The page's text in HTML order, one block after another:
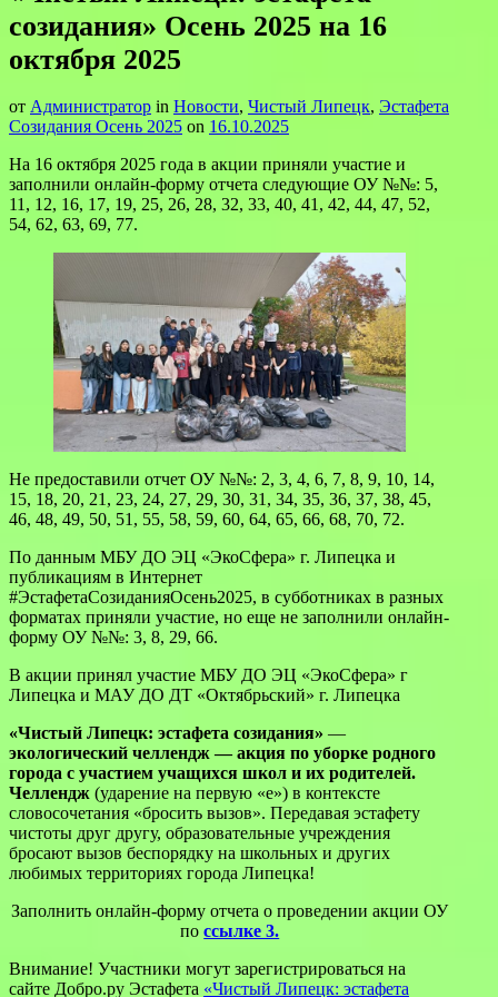
созидания» Осень 2025 на 16
октября 2025
от Администратор in Новости, Чистый Липецк, Эстафета
Созидания Осень 2025 on 16.10.2025
На 16 октября 2025 года в акции приняли участие и
заполнили онлайн-форму отчета следующие ОУ №№: 5,
11, 12, 16, 17, 19, 25, 26, 28, 32, 33, 40, 41, 42, 44, 47, 52,
54, 62, 63, 69, 77.
Не предоставили отчет ОУ №№: 2, 3, 4, 6, 7, 8, 9, 10, 14,
15, 18, 20, 21, 23, 24, 27, 29, 30, 31, 34, 35, 36, 37, 38, 45,
46, 48, 49, 50, 51, 55, 58, 59, 60, 64, 65, 66, 68, 70, 72.
По данным МБУ ДО ЭЦ «ЭкоСфера» г. Липецка и
публикациям в Интернет
#ЭстафетаСозиданияОсень2025, в субботниках в разных
форматах приняли участие, но еще не заполнили онлайн-
форму ОУ №№: 3, 8, 29, 66.
В акции принял участие МБУ ДО ЭЦ «ЭкоСфера» г
Липецка и МАУ ДО ДТ «Октябрьский» г. Липецка
«Чистый Липецк: эстафета созидания» —
экологический челлендж — акция по уборке родного
города с участием учащихся школ и их родителей.
Челлендж (ударение на первую «е») в контексте
словосочетания «бросить вызов». Передавая эстафету
чистоты друг другу, образовательные учреждения
бросают вызов беспорядку на школьных и других
любимых территориях города Липецка!
Заполнить онлайн-форму отчета о проведении акции ОУ
поссылке 3.
Внимание! Участники могут зарегистрироваться на
сайте Добро.ру Эстафета «Чистый Липецк: эстафета